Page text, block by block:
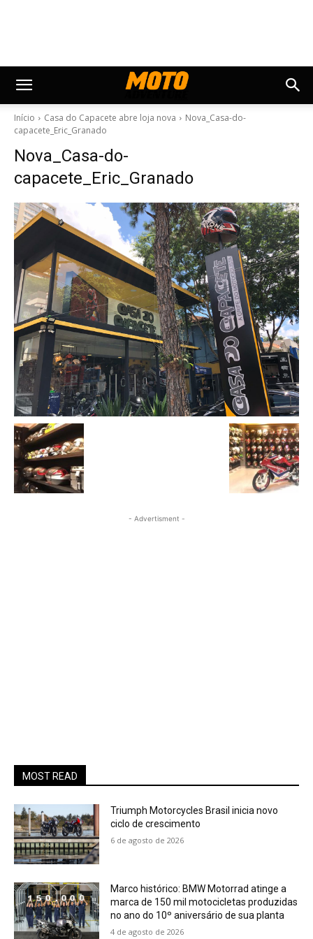
Início Casa do Capacete abre loja nova
Nova_Casa-do-
capacete_Eric_Granado
Nova_Casa-do-
capacete_Eric_Granado
- Advertisment -
MOST READ
Triumph Motorcycles Brasil inicia novo
ciclo de crescimento
6 de agosto de 2026
Marco histórico: BMW Motorrad atinge a
marca de 150 mil motocicletas produzidas
no ano do 10º aniversário de sua planta
4 de agosto de 2026